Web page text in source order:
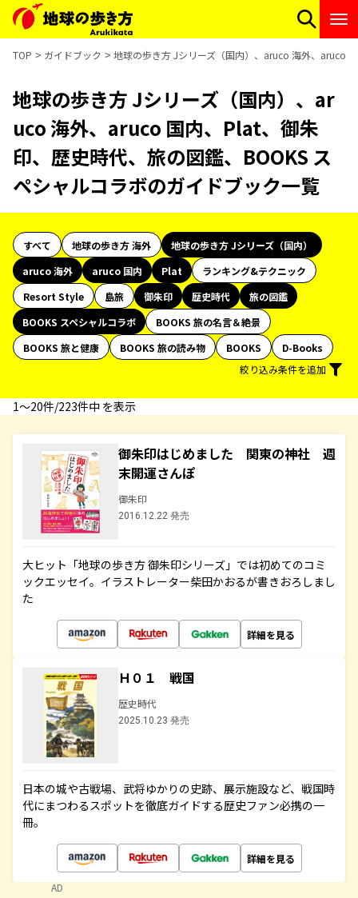
TOP ガイドブック 地球の歩き方 Jシリーズ（国内）、aruco 海外、aruco
地球の歩き方 Jシリーズ（国内）、ar
uco 海外、aruco 国内、Plat、御朱
印、歴史時代、旅の図鑑、BOOKS ス
ペシャルコラボのガイドブック一覧
すべて 地球の歩き方 海外
地球の歩き方 Jシリーズ（国内）
aruco 海外
aruco 国内 Plat
ランキング&テクニック
Resort Style
島旅 御朱印 歴史時代
旅の図鑑
BOOKS スペシャルコラボ
BOOKS 旅の名言＆絶景
BOOKS 旅と健康
BOOKS 旅の読み物 BOOKS
D-Books
絞り込み条件を追加
1〜20件/223件中 を表示
御朱印はじめました 関東の神社 週
末開運さんぽ
御朱印
2016.12.22 発売
大ヒット「地球の歩き方 御朱印シリーズ」では初めてのコミ
ックエッセイ。イラストレーター柴田かおるが書きおろしまし
た
詳細を見る
Ｈ０１ 戦国
歴史時代
2025.10.23 発売
日本の城や古戦場、武将ゆかりの史跡、展示施設など、戦国時
代にまつわるスポットを徹底ガイドする歴史ファン必携の一
冊。
詳細を見る
AD